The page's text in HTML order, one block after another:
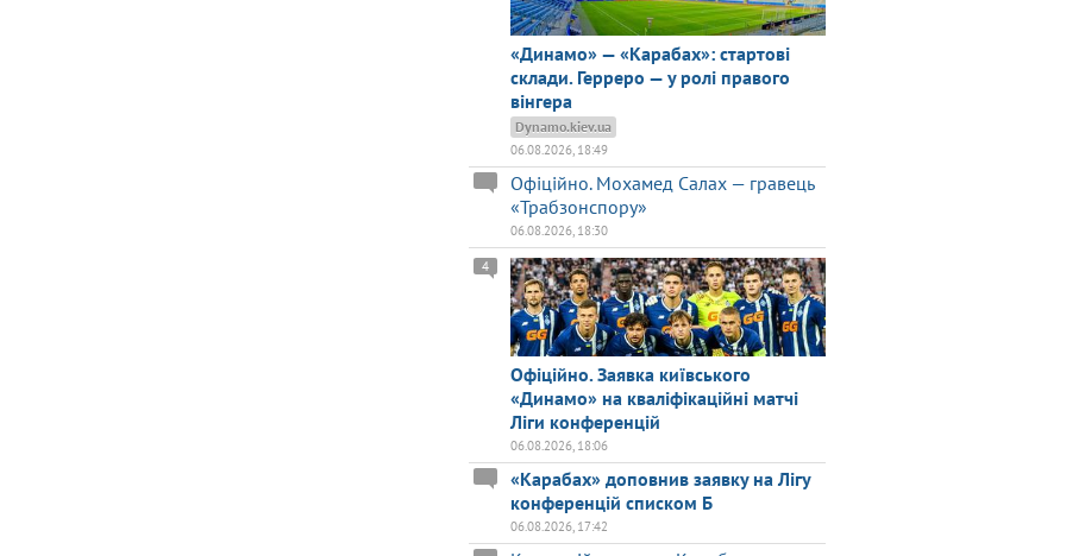
«Динамо» — «Карабах»: стартові
склади. Герреро — у ролі правого
вінгера
Dynamo.kiev.ua
06.08.2026, 18:49
Офіційно. Мохамед Салах — гравець
«Трабзонспору»
06.08.2026, 18:30
Офіційно. Заявка київського
«Динамо» на кваліфікаційні матчі
Ліги конференцій
4
06.08.2026, 18:06
«Карабах» доповнив заявку на Лігу
конференцій списком Б
06.08.2026, 17:42